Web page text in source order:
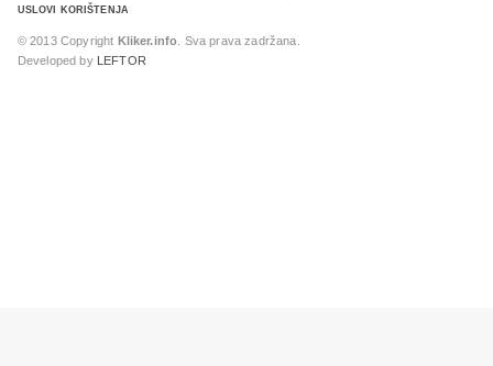
USLOVI KORIŠTENJA
© 2013 Copyright Kliker.info . Sva prava zadržana.
Developed by
LEFTOR